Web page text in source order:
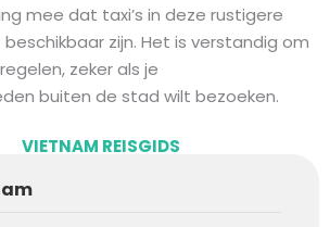
VIETNAM REISGIDS
mee dat taxi’s in deze rustigere
zijn. Het is verstandig om
zeker als je
buiten de stad wilt bezoeken.